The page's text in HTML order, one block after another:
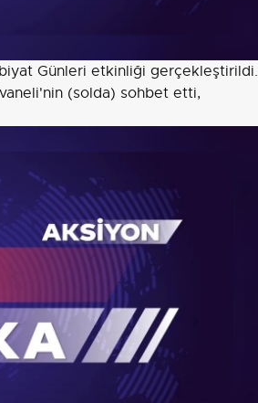
Günleri etkinliği gerçekleştirildi.
(solda) sohbet etti,